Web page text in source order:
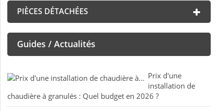
PIÈCES DÉTACHÉES
Guides / Actualités
Prix d'une
installation de
chaudière à granulés : Quel budget en 2026 ?